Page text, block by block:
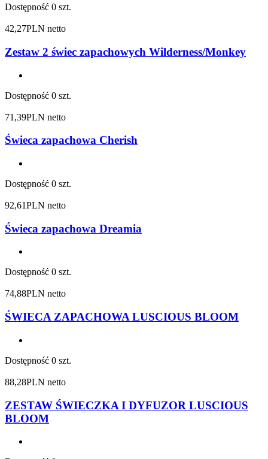
Dostępność 0 szt.
42,27PLN netto
Zestaw 2 świec zapachowych Wilderness/Monkey
Dostępność 0 szt.
71,39PLN netto
Świeca zapachowa Cherish
Dostępność 0 szt.
92,61PLN netto
Świeca zapachowa Dreamia
Dostępność 0 szt.
74,88PLN netto
ŚWIECA ZAPACHOWA LUSCIOUS BLOOM
Dostępność 0 szt.
88,28PLN netto
ZESTAW ŚWIECZKA I DYFUZOR LUSCIOUS
BLOOM